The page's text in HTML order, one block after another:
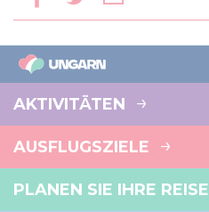
AKTIVITÄTEN
AUSFLUGSZIELE
PLANEN SIE IHRE REISE